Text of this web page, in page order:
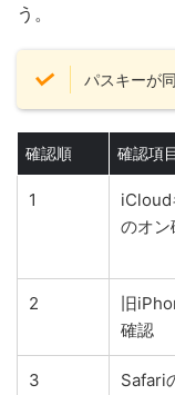
う。
パスキーが
確認順 確認項
1
iCloud
のオン
2
旧
確認
3 Safari